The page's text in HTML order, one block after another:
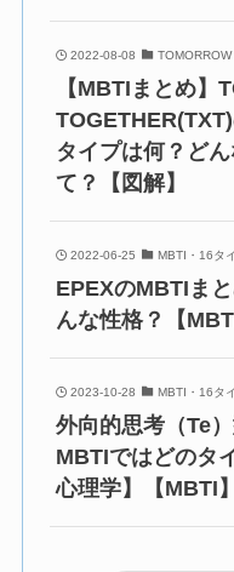
2022-08-08 TOMORROW
【MBTIまとめ】
タイプは何？ど
て？【図解】
2022-06-25 MBTI・16タ
EPEXのMBTIま
んな性格？【
2023-10-28 MBTI・16タ
外向的思考（Te
MBTIではどのタ
心理学】【MBTI】